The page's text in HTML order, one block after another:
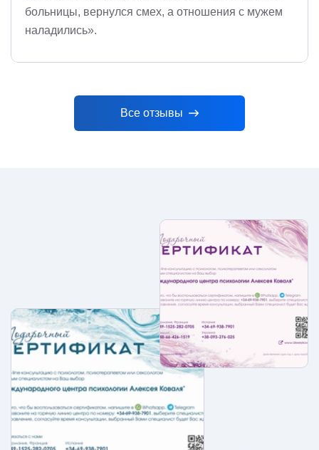
больницы, вернулся смех, а отношения с мужем
наладились».
Все отзывы